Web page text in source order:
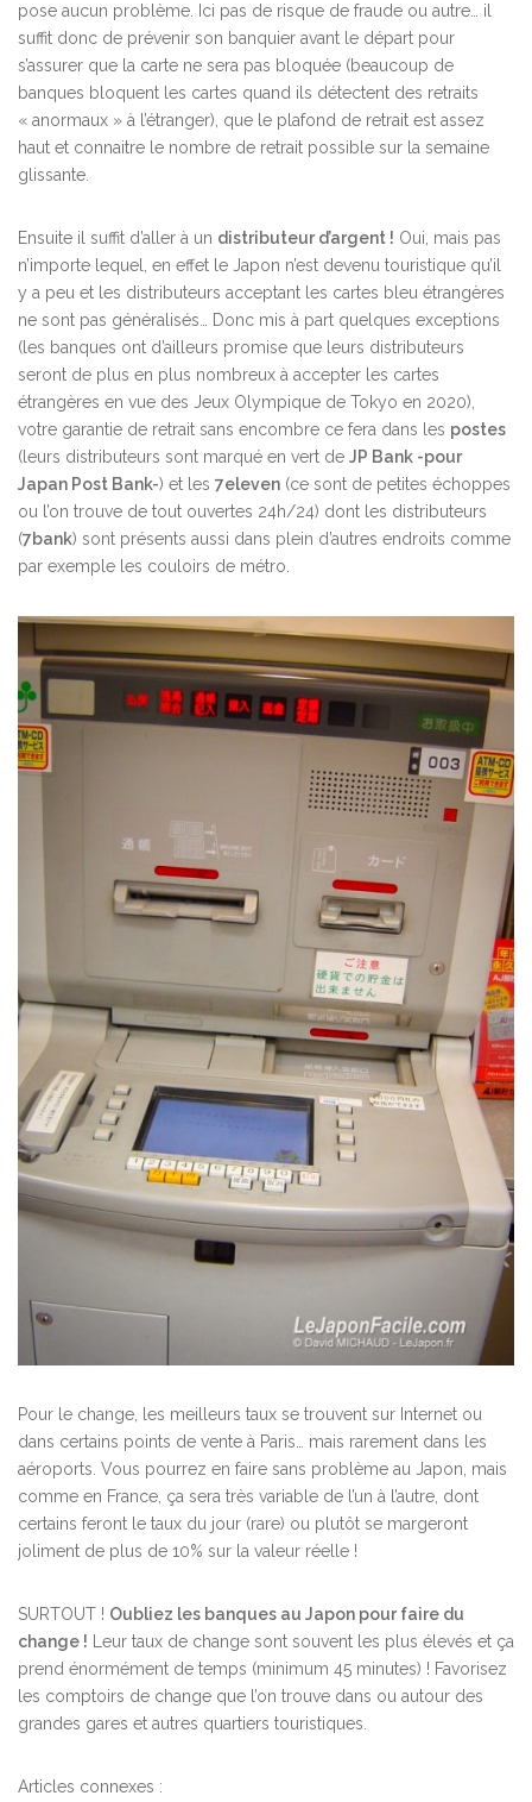
pose aucun problème. Ici pas de risque de fraude ou autre… il
suffit donc de prévenir son banquier avant le départ pour
s’assurer que la carte ne sera pas bloquée (beaucoup de
banques bloquent les cartes quand ils détectent des retraits
« anormaux » à l’étranger), que le plafond de retrait est assez
haut et connaitre le nombre de retrait possible sur la semaine
glissante.
Ensuite il suffit d’aller à un distributeur d’argent ! Oui, mais pas
n’importe lequel, en effet le Japon n’est devenu touristique qu’il
y a peu et les distributeurs acceptant les cartes bleu étrangères
ne sont pas généralisés… Donc mis à part quelques exceptions
(les banques ont d’ailleurs promise que leurs distributeurs
seront de plus en plus nombreux à accepter les cartes
étrangères en vue des Jeux Olympique de Tokyo en 2020),
votre garantie de retrait sans encombre ce fera dans les postes
(leurs distributeurs sont marqué en vert de JP Bank -pour
Japan Post Bank-) et les 7eleven (ce sont de petites échoppes
ou l’on trouve de tout ouvertes 24h/24) dont les distributeurs
(7bank) sont présents aussi dans plein d’autres endroits comme
par exemple les couloirs de métro.
Pour le change, les meilleurs taux se trouvent sur Internet ou
dans certains points de vente à Paris… mais rarement dans les
aéroports. Vous pourrez en faire sans problème au Japon, mais
comme en France, ça sera très variable de l’un à l’autre, dont
certains feront le taux du jour (rare) ou plutôt se margeront
joliment de plus de 10% sur la valeur réelle !
SURTOUT ! Oubliez les banques au Japon pour faire du
change ! Leur taux de change sont souvent les plus élevés et ça
prend énormément de temps (minimum 45 minutes) ! Favorisez
les comptoirs de change que l’on trouve dans ou autour des
grandes gares et autres quartiers touristiques.
Articles connexes :